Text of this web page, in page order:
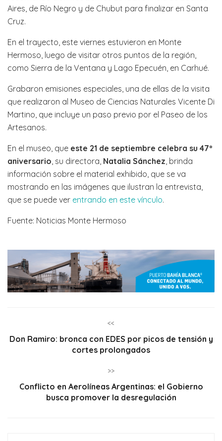
Aires, de Río Negro y de Chubut para finalizar en Santa
Cruz.
En el trayecto, este viernes estuvieron en Monte
Hermoso, luego de visitar otros puntos de la región,
como Sierra de la Ventana y Lago Epecuén, en Carhué.
Grabaron emisiones especiales, una de ellas de la visita
que realizaron al Museo de Ciencias Naturales Vicente Di
Martino, que incluye un paso previo por el Paseo de los
Artesanos.
En el museo, que este 21 de septiembre celebra su 47º
aniversario , su directora, Natalia Sánchez , brinda
información sobre el material exhibido, que se va
mostrando en las imágenes que ilustran la entrevista,
que se puede ver entrando en este vínculo.
Fuente: Noticias Monte Hermoso
<<
Don Ramiro: bronca con EDES por picos de tensión y
cortes prolongados
>>
Conflicto en Aerolíneas Argentinas: el Gobierno
busca promover la desregulación